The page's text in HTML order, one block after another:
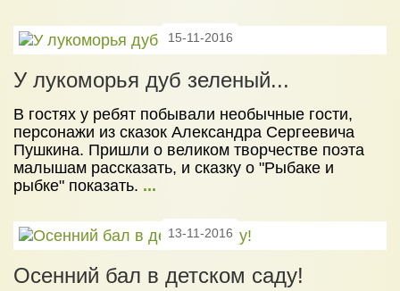
15-11-2016
У лукоморья дуб зеленый...
В гостях у ребят побывали необычные гости,
персонажи из сказок Александра Сергеевича
Пушкина. Пришли о великом творчестве поэта
малышам рассказать, и сказку о "Рыбаке и
рыбке" показать. ...
13-11-2016
Осенний бал в детском саду!